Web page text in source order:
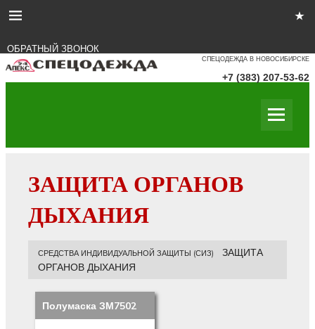
ОБРАТНЫЙ ЗВОНОК
СПЕЦОДЕЖДА В НОВОСИБИРСКЕ
+7 (383) 207-53-62
ЗАЩИТА ОРГАНОВ
ДЫХАНИЯ
СРЕДСТВА ИНДИВИДУАЛЬНОЙ ЗАЩИТЫ (СИЗ)
ЗАЩИТА
ОРГАНОВ ДЫХАНИЯ
Полумаска ЗМ7502